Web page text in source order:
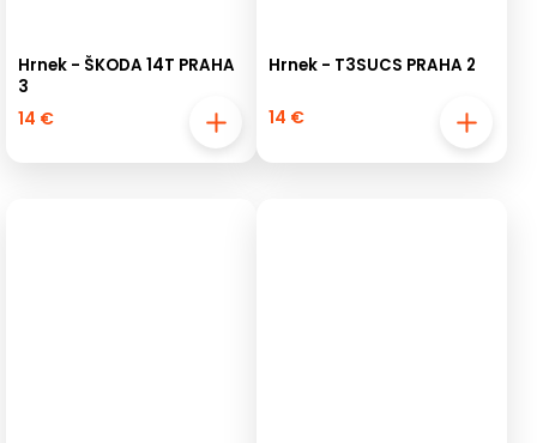
Hrnek - ŠKODA 14T PRAHA
3
14 €
Hrnek - T3SUCS PRAHA 2
14 €